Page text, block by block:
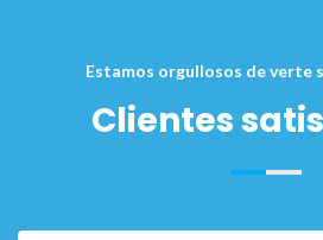
Estamos orgullosos de verte
Clientes